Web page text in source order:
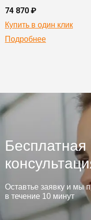
74 870 ₽
Купить в один клик
Подробнее
Бесплатная
Оставтье заявку и мы
в течение 10 минут